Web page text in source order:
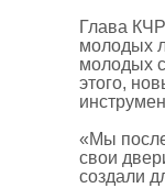
Глава
молодых
молодых
этого,
«Мы
свои
создали